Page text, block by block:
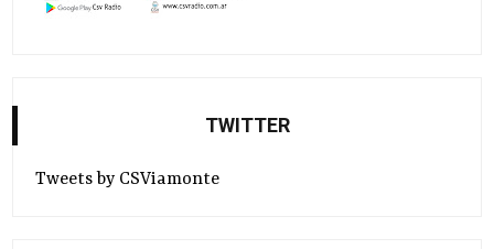
TWITTER
Tweets by CSViamonte